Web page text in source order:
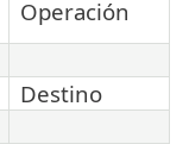
Operación
Destino